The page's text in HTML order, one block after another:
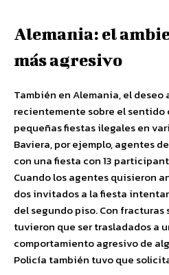
Alemania: el
más agresivo
También en Alemania, el
recientemente sobre el sentido
pequeñas fiestas ilegales en
Baviera, por ejemplo, agentes
con una fiesta con 13
Cuando los agentes quisieron
dos invitados a la fiesta
del segundo piso. Con
tuvieron que ser trasladados a
comportamiento agresivo de
Policía también tuvo que